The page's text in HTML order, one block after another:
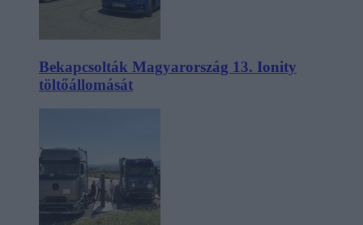
Bekapcsolták Magyarország 13. Ionity
töltőállomását